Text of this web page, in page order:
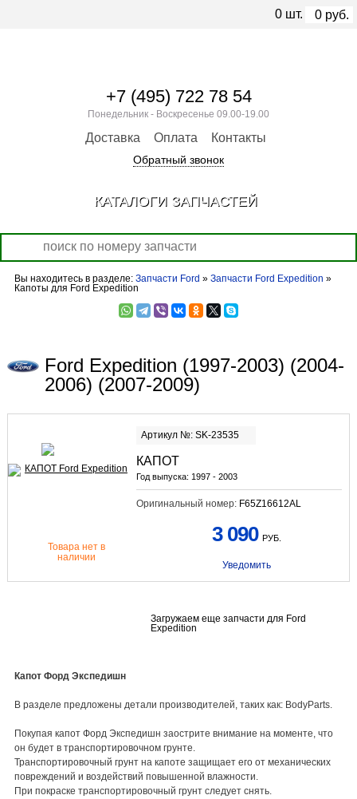
Вы находитесь в разделе: Запчасти Ford » Запчасти Ford Expedition »
Капоты для Ford Expedition
Ford Expedition (1997-2003) (2004-
2006) (2007-2009)
Артикул №: SK-23535
КАПОТ
Год выпуска: 1997 - 2003
Оригинальный номер: F65Z16612AL
Товара нет в
наличии
3 090 РУБ.
Уведомить
Загружаем еще запчасти для Ford
Expedition
Капот Форд Экспедишн
В разделе предложены детали производителей, таких как: BodyParts.
Покупая капот Форд Экспедишн заострите внимание на моменте, что
он будет в транспортировочном грунте.
Транспортировочный грунт на капоте защищает его от механических
повреждений и воздействий повышенной влажности.
При покраске транспортировочный грунт следует снять.
+7 (495) 722 78 54
Понедельник - Воскресенье 09.00-19.00
Доставка Оплата Контакты
Обратный звонок
0 шт. 0 руб.
КАТАЛОГИ ЗАПЧАСТЕЙ